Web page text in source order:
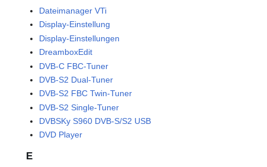
Dateimanager VTi
Display-Einstellung
Display-Einstellungen
DreamboxEdit
DVB-C FBC-Tuner
DVB-S2 Dual-Tuner
DVB-S2 FBC Twin-Tuner
DVB-S2 Single-Tuner
DVBSKy S960 DVB-S/S2 USB
DVD Player
E